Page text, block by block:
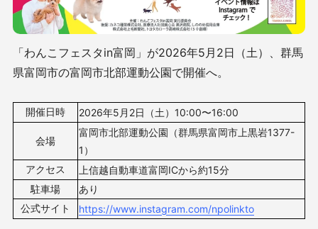
「わんこフェスタin富岡」が2026年5月2日（土）、群馬
県富岡市の富岡市北部運動公園で開催へ。
開催日時 2026年5月2日（土）10:00〜16:00
会場
富岡市北部運動公園 （群馬県富岡市上黒岩1377-
1 ）
アクセス
上信越自動車道富岡ICから約15分
駐車場
あり
公式サイト
https://www.instagram.com/npolinkto